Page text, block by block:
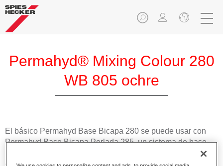
Permahyd® Mixing Colour 280
WB 805 ochre
El básico Permahyd Base Bicapa 280 se puede usar con
Permahyd Base Bicapa Perlada 285, un sistema de base
bicapa al agua de gran calidad. Se basa en una tecnología
especial de dispersión de poliuretano para colores sólidos y